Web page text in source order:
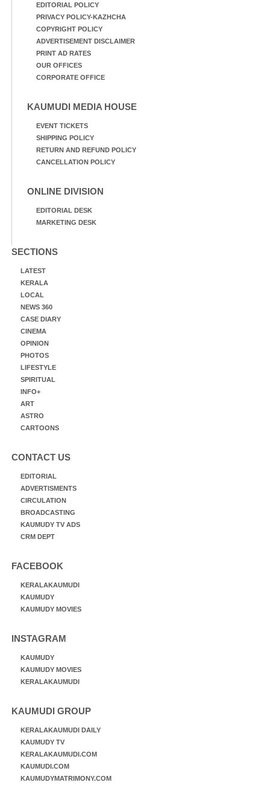
EDITORIAL POLICY
PRIVACY POLICY-KAZHCHA
COPYRIGHT POLICY
ADVERTISEMENT DISCLAIMER
PRINT AD RATES
OUR OFFICES
CORPORATE OFFICE
KAUMUDI MEDIA HOUSE
EVENT TICKETS
SHIPPING POLICY
RETURN AND REFUND POLICY
CANCELLATION POLICY
ONLINE DIVISION
EDITORIAL DESK
MARKETING DESK
SECTIONS
LATEST
KERALA
LOCAL
NEWS 360
CASE DIARY
CINEMA
OPINION
PHOTOS
LIFESTYLE
SPIRITUAL
INFO+
ART
ASTRO
CARTOONS
CONTACT US
EDITORIAL
ADVERTISMENTS
CIRCULATION
BROADCASTING
KAUMUDY TV ADS
CRM DEPT
FACEBOOK
KERALAKAUMUDI
KAUMUDY
KAUMUDY MOVIES
INSTAGRAM
KAUMUDY
KAUMUDY MOVIES
KERALAKAUMUDI
KAUMUDI GROUP
KERALAKAUMUDI DAILY
KAUMUDY TV
KERALAKAUMUDI.COM
KAUMUDI.COM
KAUMUDYMATRIMONY.COM